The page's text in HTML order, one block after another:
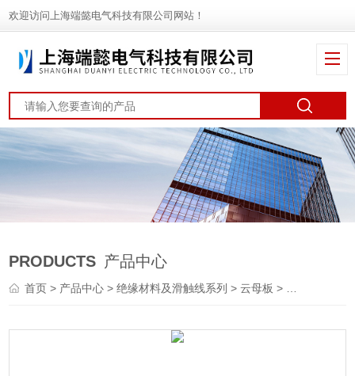
欢迎访问上海端懿电气科技有限公司网站！
PRODUCTS 产品中心
首页> 产品中心 >绝缘材料及滑触线系列 >云母板 > HP-6耐高温云母垫片